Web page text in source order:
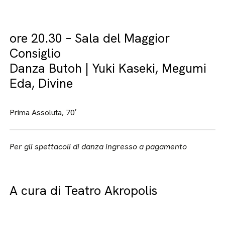
ore 20.30 – Sala del Maggior
Consiglio
Danza Butoh | Yuki Kaseki, Megumi
Eda, Divine
Prima Assoluta, 70′
Per gli spettacoli di danza ingresso a pagamento
A cura di Teatro Akropolis